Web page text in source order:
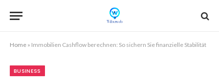
Home » Immobilien Cashflow berechnen: So sichern Sie finanzielle Stabilität
BUSINESS